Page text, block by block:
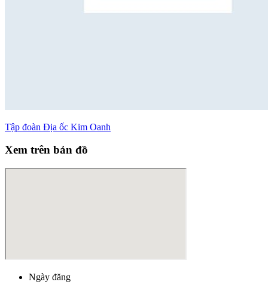
Tập đoàn Ðịa ốc Kim Oanh
Xem trên bản đồ
Ngày đăng